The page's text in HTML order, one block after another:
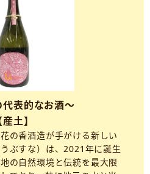
表的なお酒～
産土】
の香酒造が手がける新しい
ぶすな）は、2021年に誕生
の自然環境と伝統を最大限